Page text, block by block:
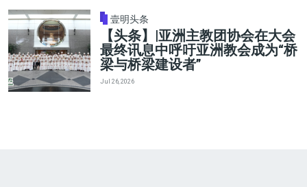
壹明头条
【头条】|亚洲主教团协会在大会
最终讯息中呼吁亚洲教会成为“桥
梁与桥梁建设者”
Jul 26, 2026